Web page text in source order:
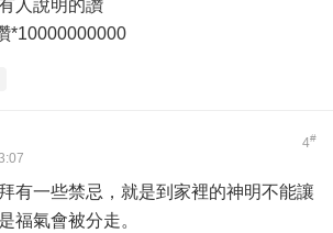
人說明的讚
*10000000000
4#
有一些禁忌，就是到家裡的神明不能讓
福氣會被分走。